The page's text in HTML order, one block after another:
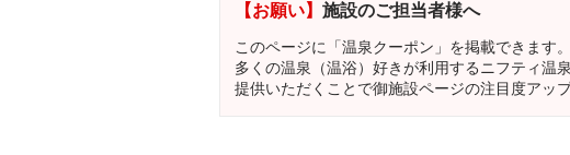
【お願い】 施設のご担当者様へ
このページに「温泉クーポン」を掲載できます。
多くの温泉（温浴）好きが利用するニフティ温
提供いただくことで御施設ページの注目度アッ